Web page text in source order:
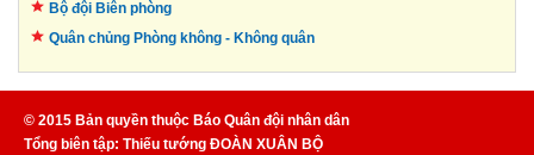
Bộ đội Biên phòng
Quân chủng Phòng không - Không quân
© 2015 Bản quyền thuộc Báo Quân đội nhân dân
Tổng biên tập: Thiếu tướng ĐOÀN XUÂN BỘ